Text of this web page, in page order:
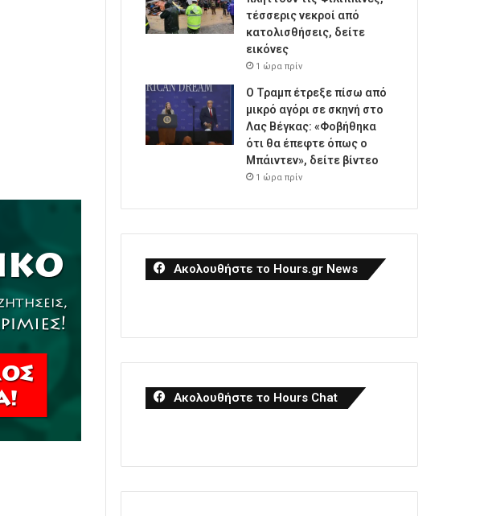
τέσσερις νεκροί από
κατολισθήσεις, δείτε
εικόνες
1 ώρα πρίν
Ο Τραμπ έτρεξε πίσω από
μικρό αγόρι σε σκηνή στο
Λας Βέγκας: «Φοβήθηκα
ότι θα έπεφτε όπως ο
Μπάιντεν», δείτε βίντεο
1 ώρα πρίν
Ακολουθήστε το Hours.gr News
Ακολουθήστε το Hours Chat